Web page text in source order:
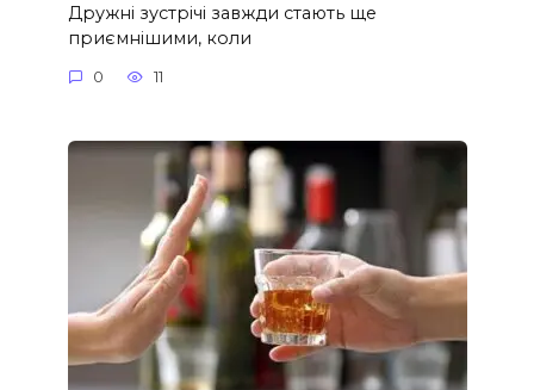
Дружні зустрічі завжди стають ще
приємнішими, коли
0 11